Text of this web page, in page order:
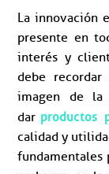
La innovación
presente en
interés y
debe
imagen de la
dar productos
calidad y
fundamentales